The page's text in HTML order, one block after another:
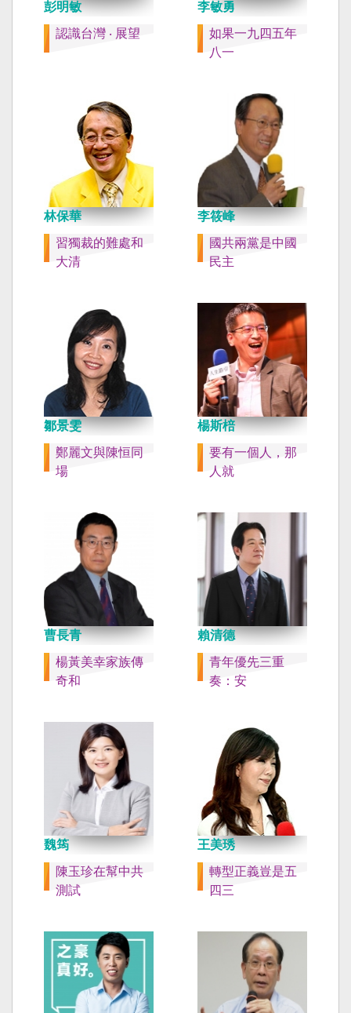
彭明敏
認識台灣 ‧ 展望
李敏勇
如果一九四五年
八一
林保華
習獨裁的難處和
大清
李筱峰
國共兩黨是中國
民主
鄒景雯
鄭麗文與陳恒同
場
楊斯棓
要有一個人，那
人就
曹長青
楊黃美幸家族傳
奇和
賴清德
青年優先三重
奏：安
魏筠
陳玉珍在幫中共
測試
王美琇
轉型正義豈是五
四三